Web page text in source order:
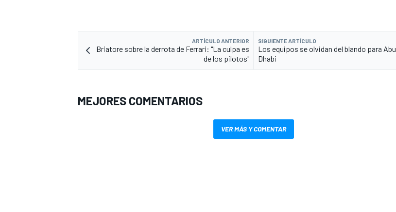
ARTÍCULO ANTERIOR
Briatore sobre la derrota de Ferrari: "La culpa es
de los pilotos"
SIGUIENTE ARTÍCULO
Los equipos se olvidan del blando para Abu
Dhabi
MEJORES COMENTARIOS
VER MÁS Y COMENTAR